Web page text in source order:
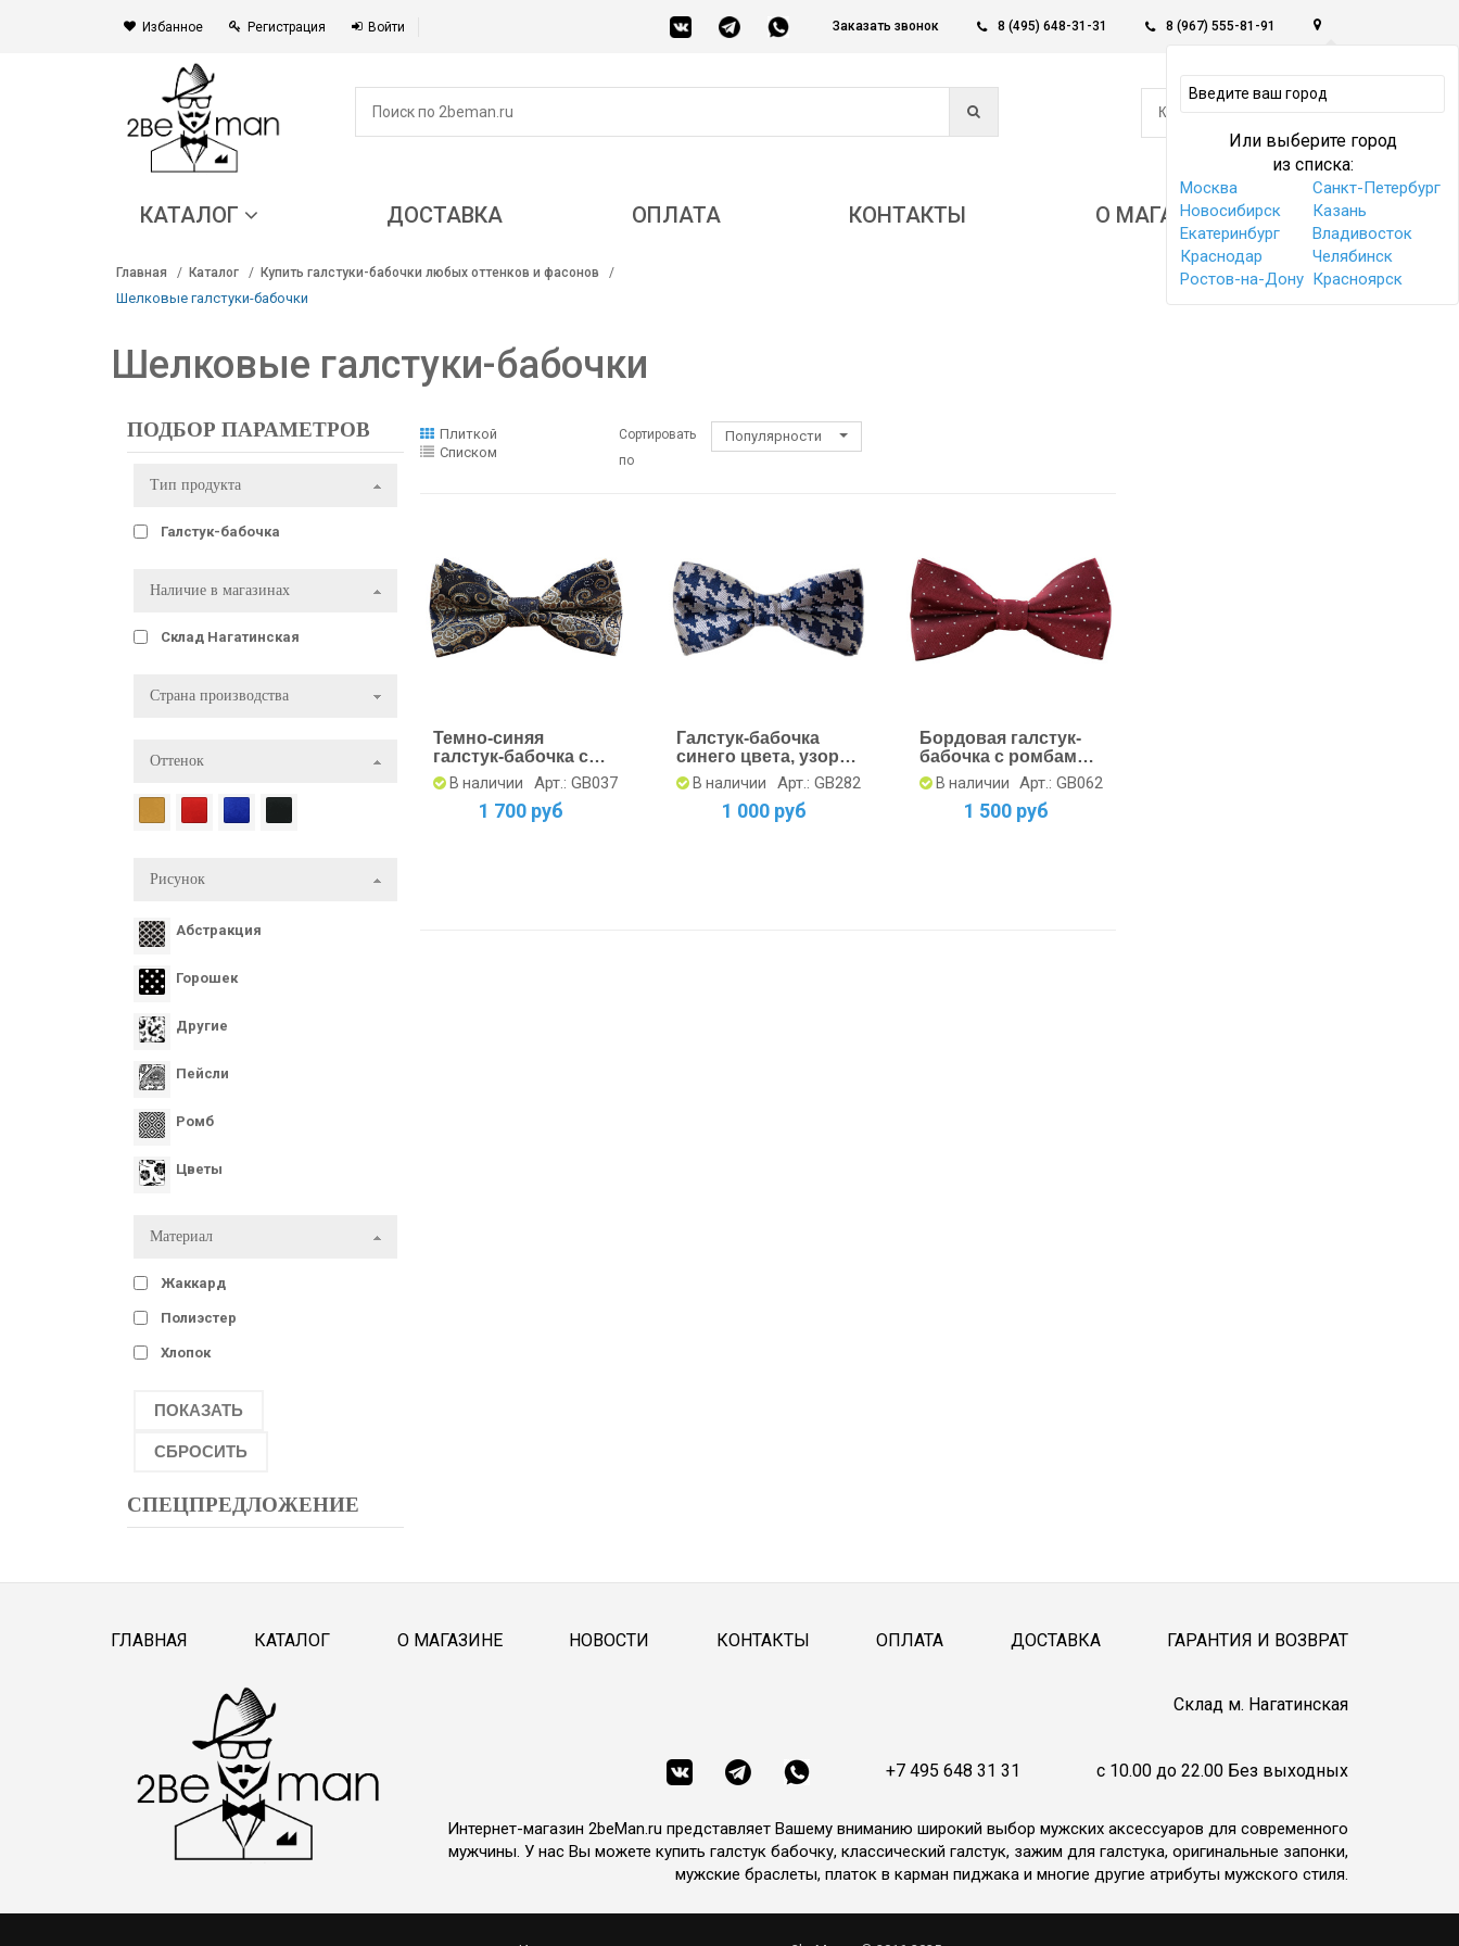
Избанное Регистрация Войти Заказать звонок 8 (495) 648-31-31 8 (967) 555-81-91
Или выберите город
из списка:
Москва
Санкт-Петербург
Новосибирск
Казань
Екатеринбург
Владивосток
Краснодар
Челябинск
Ростов-на-Дону Красноярск
КОРЗИНА -
0
КАТАЛОГ ДОСТАВКА ОПЛАТА КОНТАКТЫ О МАГАЗИНЕ
Главная Каталог Купить галстуки-бабочки любых оттенков и фасонов
Шелковые галстуки-бабочки
Шелковые галстуки-бабочки
ПОДБОР ПАРАМЕТРОВ
Тип продукта
Галстук-бабочка
Наличие в магазинах
Склад Нагатинская
Страна производства
Оттенок
Рисунок
Абстракция
Горошек
Другие
Пейсли
Ромб
Цветы
Материал
Жаккард
Полиэстер
Хлопок
СПЕЦПРЕДЛОЖЕНИЕ
Плиткой
Списком
Сортировать
по
Популярности
Темно-синяя
галстук-бабочка с
шелкографией -
Купить сейчас
В наличии Арт.: GB037
1 700 руб
Галстук-бабочка
синего цвета, узор
гусиные лапки
В наличии Арт.: GB282
1 000 руб
Бордовая галстук-
бабочка с ромбами -
Идеальный акцент
В наличии Арт.: GB062
1 500 руб
ГЛАВНАЯ КАТАЛОГ О МАГАЗИНЕ НОВОСТИ КОНТАКТЫ ОПЛАТА ДОСТАВКА ГАРАНТИЯ И ВОЗВРАТ
Cклад м. Нагатинская
+7 495 648 31 31 c 10.00 до 22.00 Без выходных
Интернет-магазин 2beMan.ru представляет Вашему вниманию широкий выбор мужских аксессуаров для современного
мужчины. У нас Вы можете купить галстук бабочку, классический галстук, зажим для галстука, оригинальные запонки,
мужские браслеты, платок в карман пиджака и многие другие атрибуты мужского стиля.